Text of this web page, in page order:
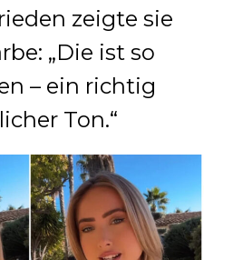
zeigte sie
„Die ist so
– ein richtig
Ton.“